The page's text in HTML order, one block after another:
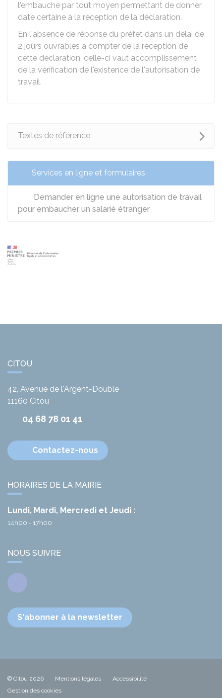
l'embauche par tout moyen permettant de donner
date certaine à la réception de la déclaration.
En l'absence de réponse du préfet dans un délai de
2 jours ouvrables à compter de la réception de
cette déclaration, celle-ci vaut accomplissement
de la vérification de l'existence de l'autorisation de
travail.
Textes de référence
Services en ligne et formulaires
Demander en ligne une autorisation de travail
pour embaucher un salarié étranger
CITOU
42, Avenue de l'Argent-Double
11160 Citou
04 68 78 01 41
Contactez-nous
HORAIRES DE LA MAIRIE
Lundi, Mardi, Mercredi et Jeudi :
14h00 - 17h00
NOUS SUIVRE
Facebook
S'abonner à la newsletter
© Citou 2026 Mentions légales
Accessibilité
Gestion des cookies